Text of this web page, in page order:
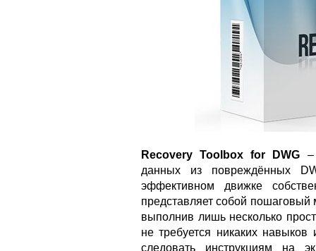
Recovery Toolbox for DWG –
данных из повреждённых
эффективном движке
представляет собой
выполнив лишь несколько
не требуется никаких
следовать инструкциям на